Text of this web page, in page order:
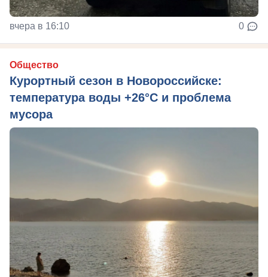
вчера в 16:10 0
Общество
Курортный сезон в Новороссийске:
температура воды +26°C и проблема
мусора